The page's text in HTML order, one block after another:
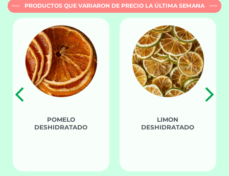
PRODUCTOS QUE VARIARON DE PRECIO LA ÚLTIMA SEMANA
POMELO
DESHIDRATADO
LIMON
DESHIDRATADO